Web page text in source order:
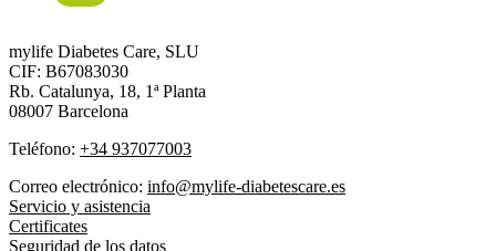
mylife Diabetes Care, SLU
CIF: B67083030
Rb. Catalunya, 18, 1ª Planta
08007 Barcelona
Teléfono: +34 937077003
Correo electrónico: info@mylife-diabetescare.es
Servicio y asistencia
Certificates
Seguridad de los datos